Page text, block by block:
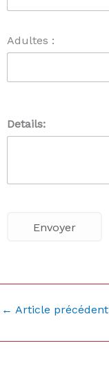
Adultes :
Details:
← Article précédent